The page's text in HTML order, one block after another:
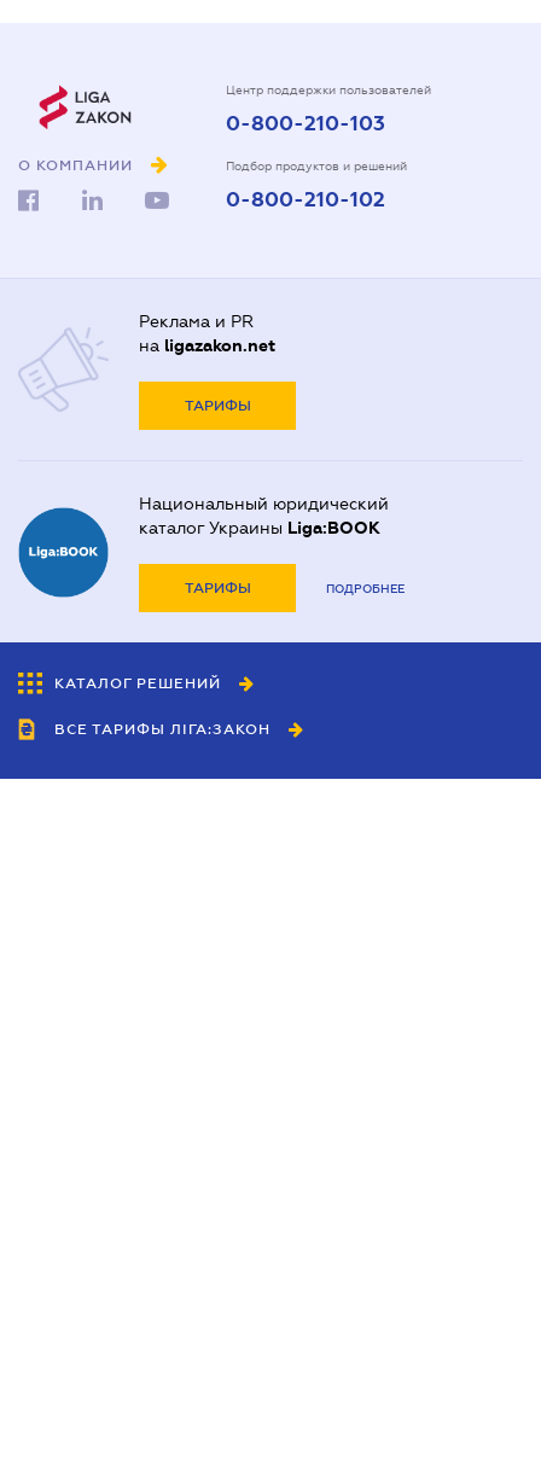
О КОМПАНИИ
Центр поддержки пользователей
0-800-210-103
Подбор продуктов и решений
0-800-210-102
Реклама и PR
на ligazakon.net
ТАРИФЫ
Национальный юридический
каталог Украины Liga:BOOK
ТАРИФЫ ПОДРОБНЕЕ
КАТАЛОГ РЕШЕНИЙ
ВСЕ ТАРИФЫ ЛІГА:ЗАКОН